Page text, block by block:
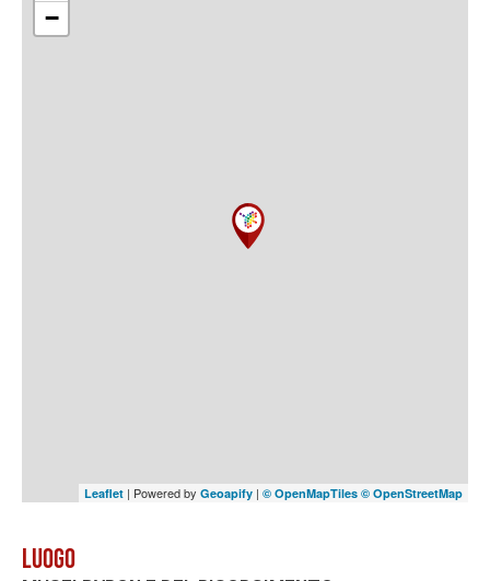
−
Leaflet | Powered by Geoapify | © OpenMapTiles © OpenStreetMap
Luogo